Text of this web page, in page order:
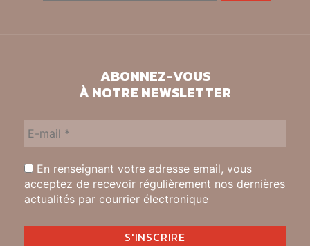
ABONNEZ-VOUS
À NOTRE NEWSLETTER
En renseignant votre adresse email, vous
acceptez de recevoir régulièrement nos dernières
actualités par courrier électronique